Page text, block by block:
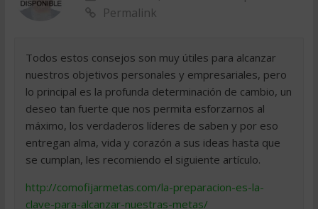
Permalink
Todos estos consejos son muy útiles para alcanzar
nuestros objetivos personales y empresariales, pero
lo principal es la profunda determinación de cambio, un
deseo tan fuerte que nos permita esforzarnos al
máximo, los verdaderos líderes de saben y por eso
entregan alma, vida y corazón a sus ideas hasta que
se cumplan, les recomiendo el siguiente artículo.
http://comofijarmetas.com/la-preparacion-es-la-
clave-para-alcanzar-nuestras-metas/